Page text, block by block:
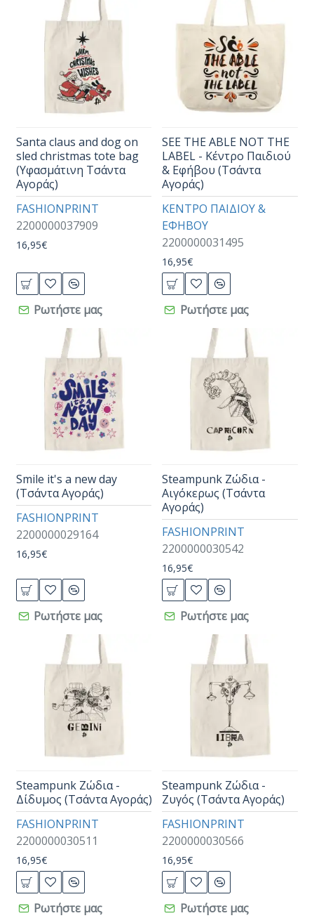
FASHIONPRINT
2200000037909
Santa claus and dog on
sled christmas tote bag
(Υφασμάτινη Τσάντα
Αγοράς)
16,95€
Ρωτήστε μας
ΚΕΝΤΡΟ ΠΑΙΔΙΟΥ &
ΕΦΗΒΟΥ
2200000031495
SEE THE ABLE NOT THE
LABEL - Κέντρο Παιδιού
& Εφήβου (Τσάντα
Αγοράς)
16,95€
Ρωτήστε μας
FASHIONPRINT
2200000029164
Smile it's a new day
(Τσάντα Αγοράς)
16,95€
Ρωτήστε μας
FASHIONPRINT
2200000030542
Steampunk Ζώδια -
Αιγόκερως (Τσάντα
Αγοράς)
16,95€
Ρωτήστε μας
FASHIONPRINT
2200000030511
Steampunk Ζώδια -
Δίδυμος (Τσάντα Αγοράς)
16,95€
Ρωτήστε μας
FASHIONPRINT
2200000030566
Steampunk Ζώδια -
Ζυγός (Τσάντα Αγοράς)
16,95€
Ρωτήστε μας